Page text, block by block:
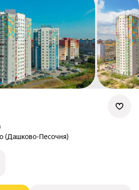
(Дашково-Песочня)